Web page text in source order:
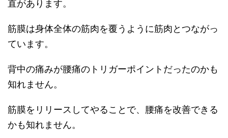
直があります。
筋膜は身体全体の筋肉を覆うように筋肉とつながっ
ています。
背中の痛みが腰痛のトリガーポイントだったのかも
知れません。
筋膜をリリースしてやることで、腰痛を改善できる
かも知れません。